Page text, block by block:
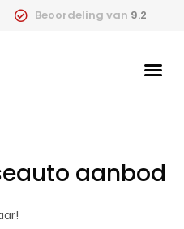
Beoordeling van 9.2
aanbod